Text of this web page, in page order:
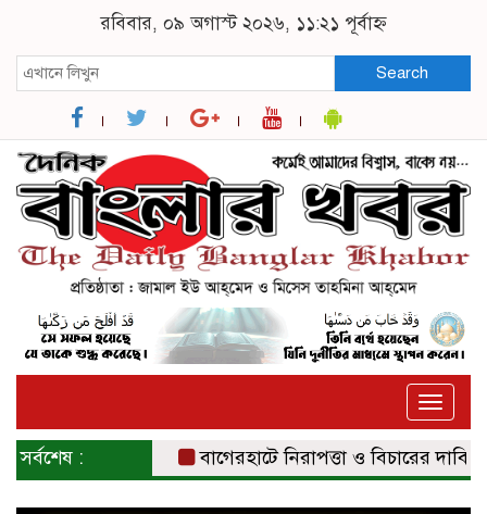
রবিবার, ০৯ অগাস্ট ২০২৬, ১১:২১ পূর্বাহ্ন
Search
Toggle
সর্বশেষ : বাগেরহাটে নিরাপত্তা ও বিচারের দাবিতে